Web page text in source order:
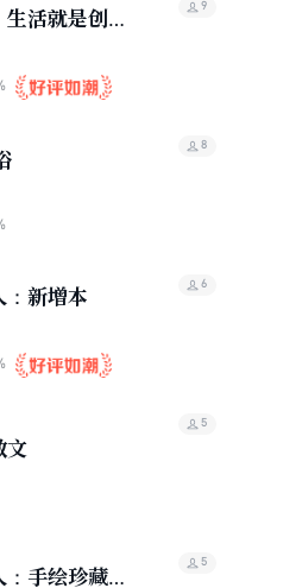
活就是创造
9
8
：新增本
6
文
5
：手绘珍藏
5